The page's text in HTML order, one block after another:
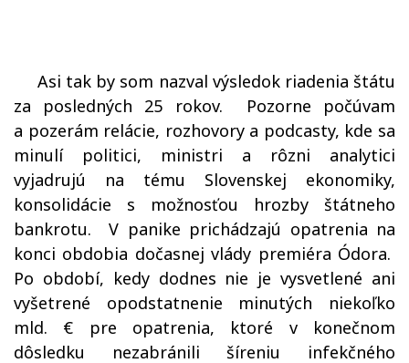
Asi tak by som nazval výsledok riadenia štátu
za posledných 25 rokov.
Pozorne počúvam
a pozerám relácie, rozhovory a podcasty, kde sa
minulí politici, ministri a rôzni analytici
vyjadrujú na tému Slovenskej ekonomiky,
konsolidácie s možnosťou hrozby štátneho
bankrotu.
V panike prichádzajú opatrenia na
konci obdobia dočasnej vlády premiéra Ódora.
Po období, kedy dodnes nie je vysvetlené ani
vyšetrené opodstatnenie minutých niekoľko
mld. € pre opatrenia, ktoré v konečnom
dôsledku nezabránili šíreniu infekčného